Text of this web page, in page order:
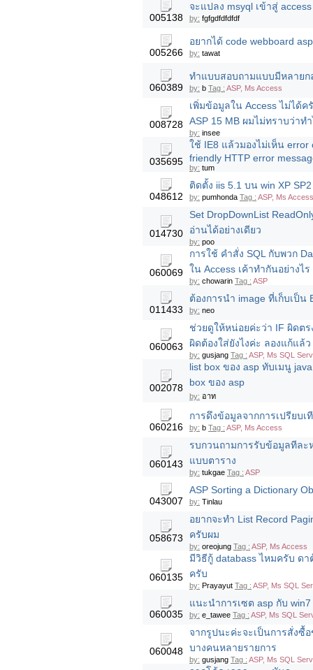
005138
จะแปลง msyql เข้าสู่
by: fgfgdfdfdfdf
005266
อยากได้ code webboard
by: tawat
060389
ทำแบบสอบถามแบบมีหลายก
by: b Tag : ASP, Ms Access
008728
เพิ่มข้อมูลใน Access ไม่ได้
ASP 15 MB ผมไม่ทราบว่าท
by: insee
035695
ใช้ IE8 แล้วมองไม่เห็น error
friendly HTTP error
by: tum
048612
ติดตั้ง iis 5.1 บน win XP
by: pumhonda Tag : ASP, Ms Access
014730
Set DropDownList
อ่านได้อย่างเดียว
by: poo
060069
การใช้ คำสั่ง SQL กับพวก
ใน Access เค้าทำกันอย่างไ
by: chowarin Tag : ASP
011433
ต้องการนำ image ที่เก็บเป็น
by: neo
060063
ช่วยดูให้หน่อยค่ะว่า IF ผิดต
ผิดต้องใส่ยังไงค่ะ ลองแก้แล้ว
by: gusjang Tag : ASP, Ms SQL
002078
list box ของ asp ทับเมนู
box ของ asp
by: อาท
060216
การดึงข้อมูลจากการเปรียบ
by: b Tag : ASP, Ms Access
060143
รบกวนถามการรับข้อมูลทีละ
แบบตาราง
by: tukgae Tag : ASP
043007
ASP Sorting a Dictionary
by: Tinlau
058673
อยากจะทำ List Record
ครับผม
by: oreojung Tag : ASP, Ms Access
060135
มีวิธีกู้ databass ไหมครับ ด
ครับ
by: Prayayut Tag : ASP, Ms SQL
060035
แนะนำการเซต asp กับ
by: e_tawee Tag : ASP, Ms SQL
060048
จากรูปนะค่ะจะเป็นการสั่งซื้
บางคนหลายรายการ
by: gusjang Tag : ASP, Ms SQL